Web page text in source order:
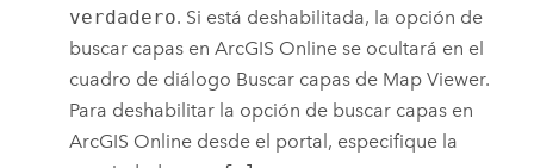
verdadero. Si está deshabilitada, la opción de
buscar capas enArcGIS Online se ocultará en el
cuadro de diálogo Buscar capas de Map Viewer.
Para deshabilitar la opción de buscar capas en
ArcGIS Online desde el portal, especifique la